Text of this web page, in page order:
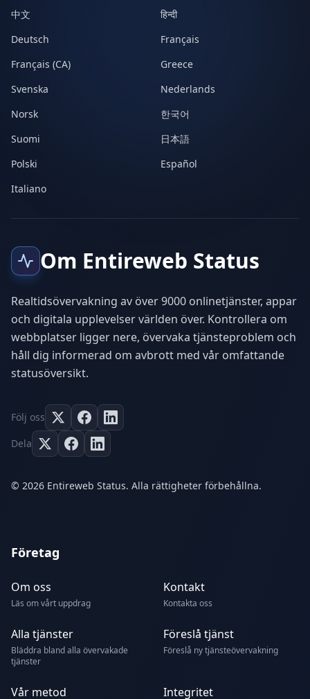
中文
हिन्दी
Deutsch
Français
Français (CA)
Greece
Svenska
Nederlands
Norsk
한국어
Suomi
日本語
Polski
Español
Italiano
Om Entireweb Status
Realtidsövervakning av över 9000 onlinetjänster, appar
och digitala upplevelser världen över. Kontrollera om
webbplatser ligger nere, övervaka tjänsteproblem och
håll dig informerad om avbrott med vår omfattande
statusöversikt.
Följ oss
Dela
© 2026 Entireweb Status. Alla rättigheter förbehållna.
Företag
Om oss
Läs om vårt uppdrag
Kontakt
Kontakta oss
Alla tjänster
Bläddra bland alla övervakade
tjänster
Föreslå tjänst
Föreslå ny tjänsteövervakning
Vår metod Integritet